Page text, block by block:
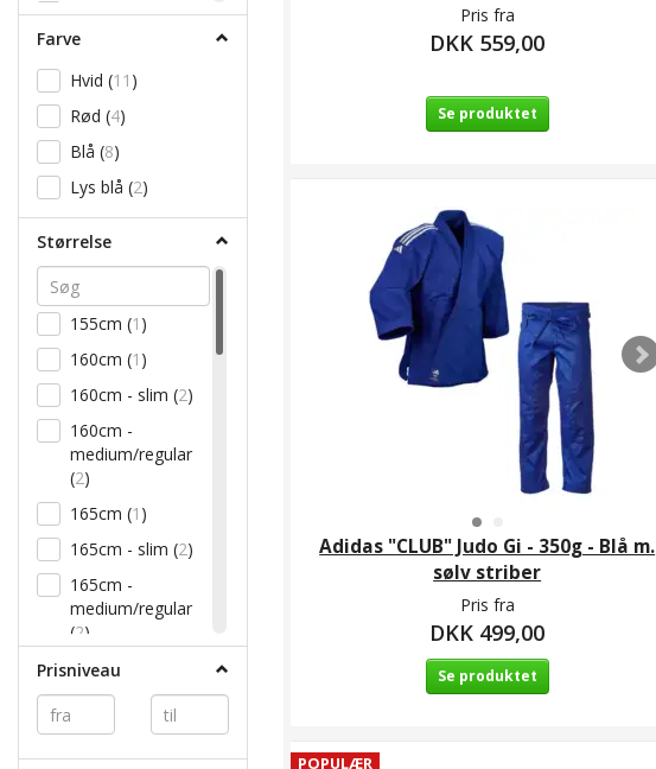
140 cm(13)
140/150 cm
150 cm (
150/160 cm
155 cm
160 cm(30
165 cm(8)
170 cm
170/180 cm
175 cm 9
180 cm 26)
180/190 cm
185 cm
190 cm(27
190/200 cm( 1)
195 cm
200 cm(19)
205 cm(1)
210 cm
13)
2X-Small(1)
Farve
Hvid (11 )
Rød (4)
Blå (8)
Lys blå (2)
Størrelse
155cm (1 )
160cm (1 )
160cm - slim (2)
160cm -
medium/regular
(2)
165cm (1 )
165cm - slim (2)
165cm -
medium/regular
(2)
170cm
170cm - slim (
170cm -
medium/regular
Prisniveau
Pris fra
DKK 559,00
Se produktet
Adidas "CLUB" Judo Gi - 350g - Blå m.
sølv striber
Pris fra
DKK 499,00
Se produktet
POPULÆR